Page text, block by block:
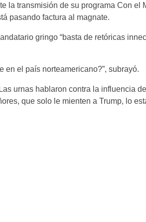
la transmisión de su programa Con el
pasando factura al magnate.
gringo “basta de retóricas
en el país norteamericano?”, subrayó.
urnas hablaron contra la influencia
que solo le mienten a Trump, lo